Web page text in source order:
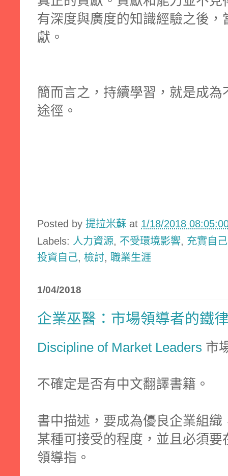
有深度與廣度的知識經驗之後
獻。
簡而言之，持續學習，就是成
途徑。
Posted by 提拉米蘇 at 1/18/2018
Labels: 人力資源, 不受環境影響, 充實自
投資自己, 檢討, 職業生涯
1/04/2018
企業巫醫：市場領導者的鐵
Discipline of Market Leaders 市
不確定是否有中文翻譯書籍。
書中描述，要成為優良企業組
某種可接受的程度，並且必須
領導指。